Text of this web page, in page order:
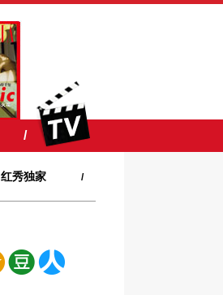
/
红秀独家 /
空 豆